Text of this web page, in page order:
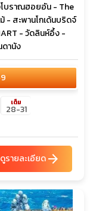
โบราณฮอยอัน - The
- สะพานโกเด้นบริดจ์
- วัดลินห์อึ้ง -
านัง
เต็ม
28-31
ดูรายละเอียดarrow_forward